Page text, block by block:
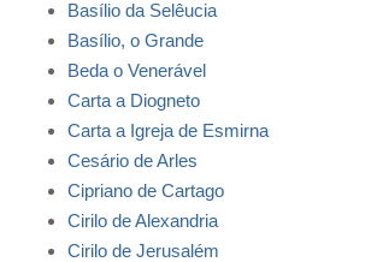
Basílio da Selêucia
Basílio, o Grande
Beda o Venerável
Carta a Diogneto
Carta a Igreja de Esmirna
Cesário de Arles
Cipriano de Cartago
Cirilo de Alexandria
Cirilo de Jerusalém